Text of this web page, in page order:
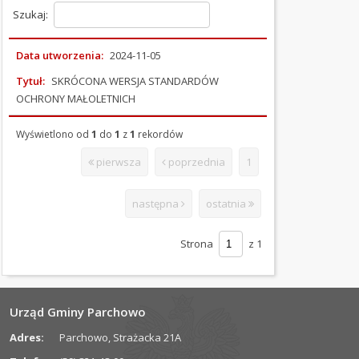
Standardy
ochrony
małoletnich
RADA
GMINY
BUDŻET
JEDNOSTKI
ORGANIZACYJNE
MAJĄTKOWE
Szukaj:
Data utworzenia: 2024-11-05
Tytuł: SKRÓCONA WERSJA STANDARDÓW
OCHRONY MAŁOLETNICH
Wyświetlono od1 do1 z1 rekordów
pierwsza poprzednia 1
następna ostatnia
Strona z 1
Urząd Gminy Parchowo
Adres:
Parchowo, Strażacka 21A